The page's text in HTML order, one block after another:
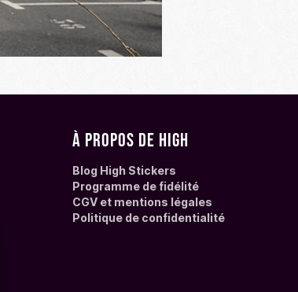
À propos de High
Blog High Stickers
Programme de fidélité
CGV et mentions légales
Politique de confidentialité